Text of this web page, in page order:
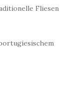
Fliesen